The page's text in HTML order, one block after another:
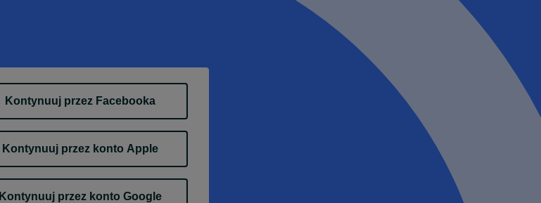
Kontynuuj przez Facebooka
Kontynuuj przez konto Apple
Kontynuuj przez konto Google